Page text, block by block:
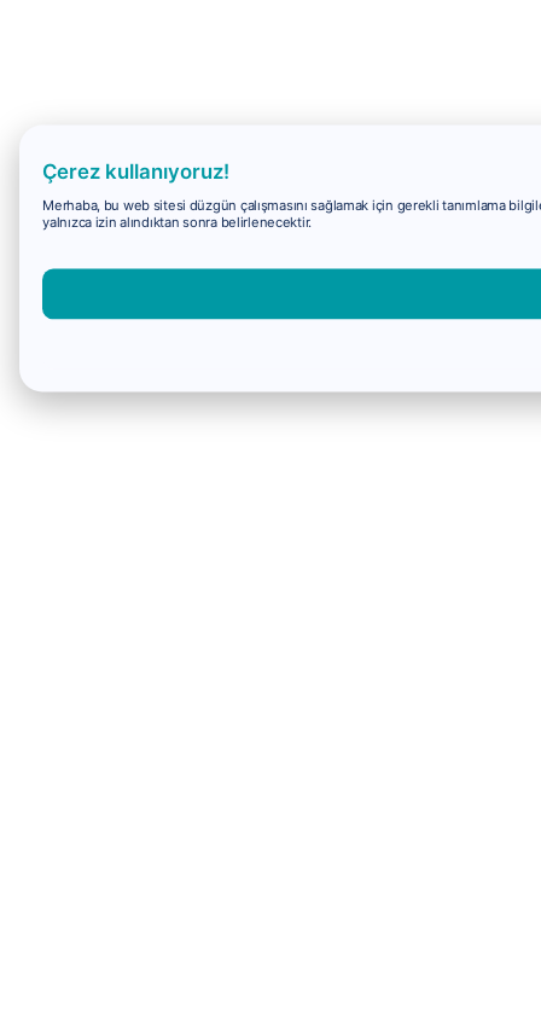
Çerez kullanıyoruz!
Merhaba, bu web sitesi düzgün çalışmasını sağlamak için gerekli tanımlama
yalnızca izin alındıktan sonra belirlenecektir.